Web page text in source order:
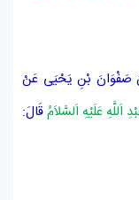
صَفْوَانَ بْنِ يَحْيَى عَنْ
اَللَّهِ عَلَيْهِ اَلسَّلاَمُقَالَ: